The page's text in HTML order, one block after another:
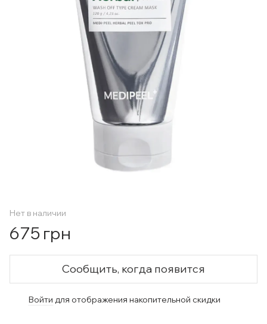
Нет в наличии
675 грн
Сообщить, когда появится
Войти для отображения накопительной скидки